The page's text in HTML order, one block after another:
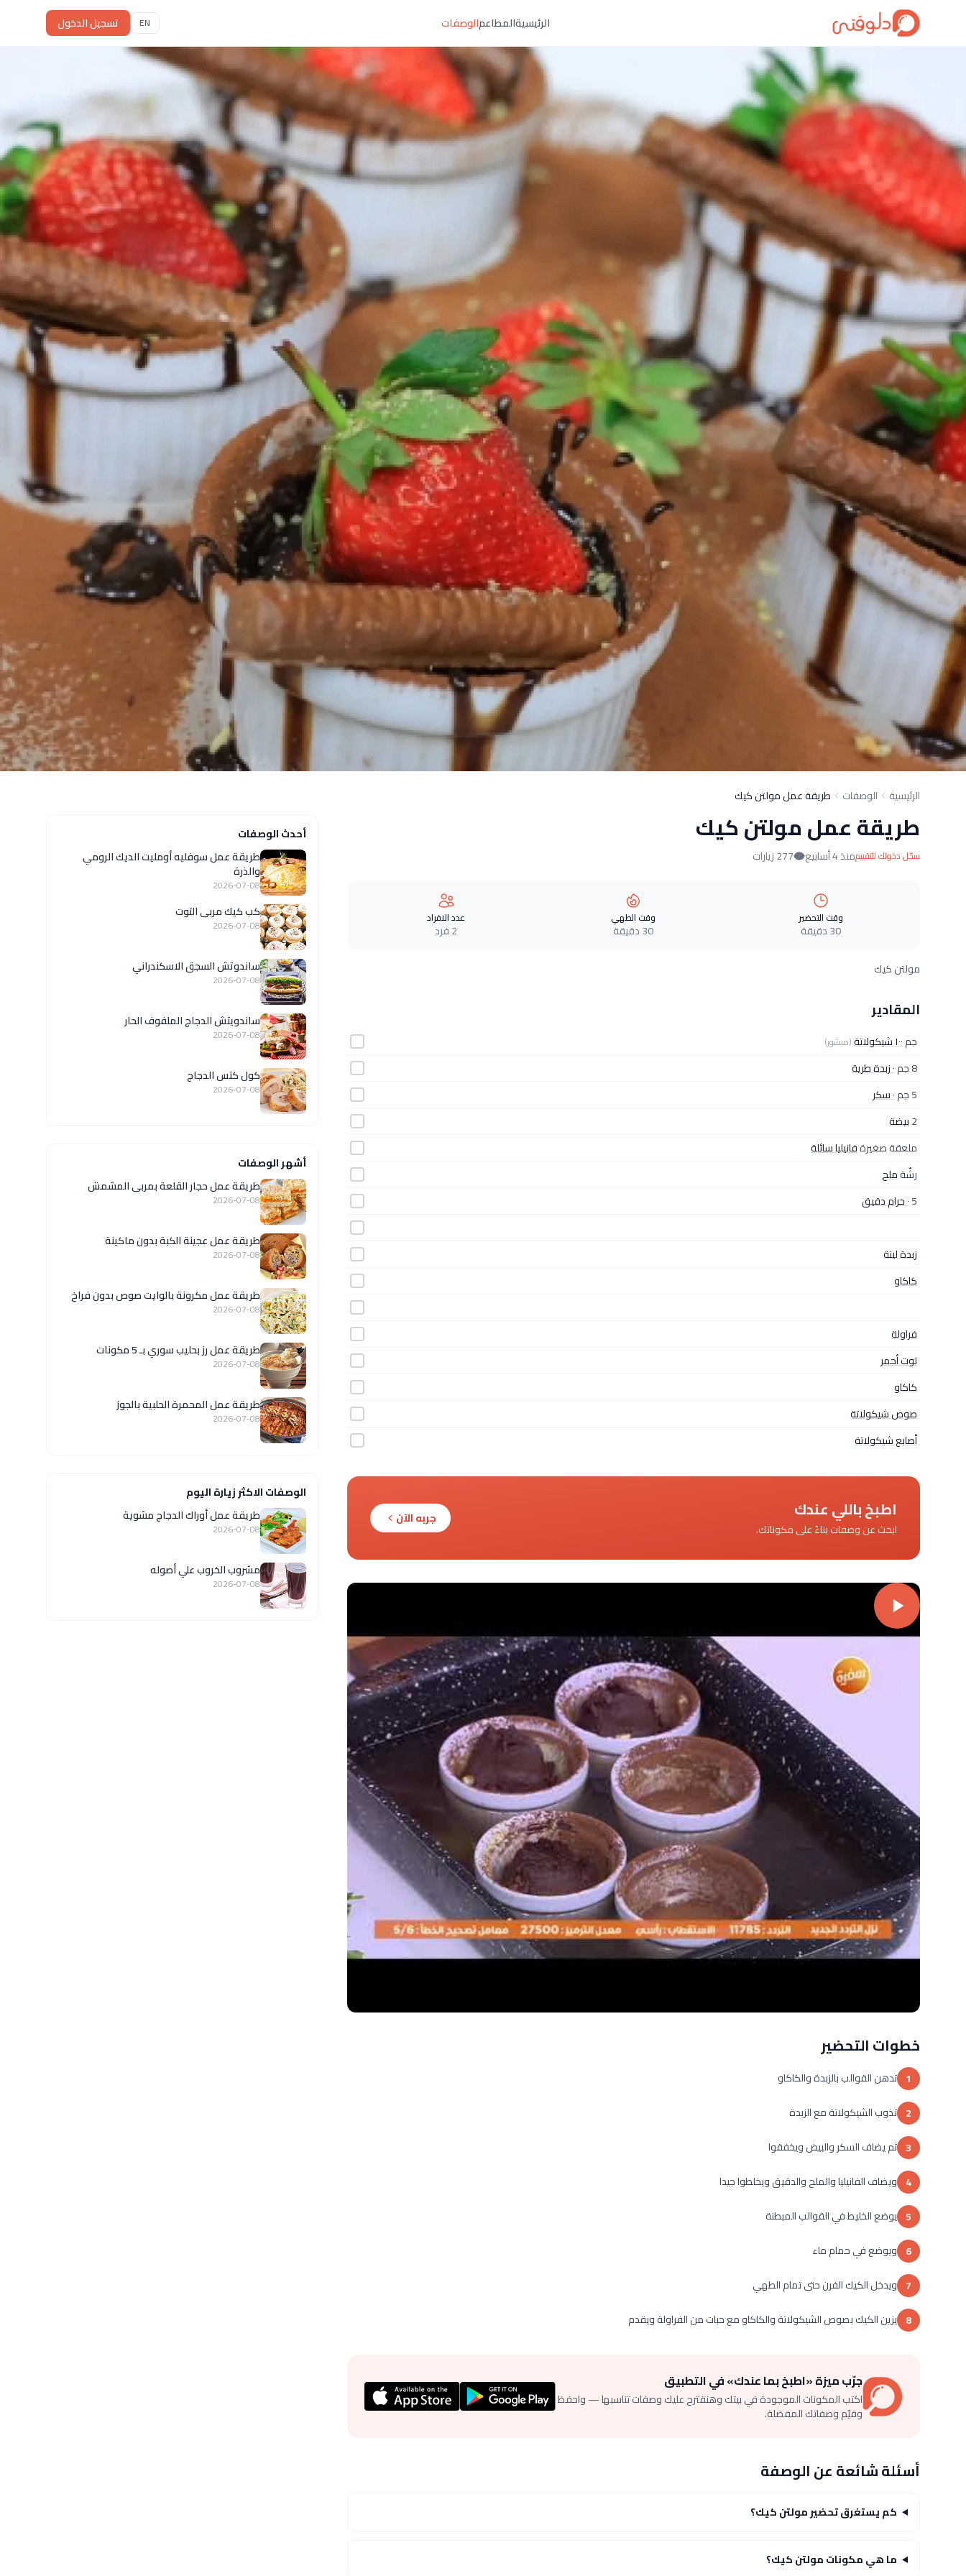
الرئيسيةالمطاعمالوصفات EN تسجيل الدخول
الرئيسية الوصفات طريقة عمل مولتن كيك
طريقة عمل مولتن كيك
سجّل دخولك للتقييممنذ 4 أسابيع 277 زيارات
وقت التحضير
30 دقيقة
وقت الطهي
30 دقيقة
عدد الافراد
2 فرد
مولتن كيك
المقادير
جم١٠٠ شيكولاتة (مبشور)
8 جم
٠ زبدة طرية
5 جم
٠ سكر
2بيضة
ملعقة صغيرةفانيليا سائلة
رشّةملح
5٠ حرام دقيق
زبدة لينة
كاكاو
فراولة
توت أحمر
كاكاو
صوص شيكولاتة
أصابع شيكولاتة
اطبخ باللي عندك
ابحث عن وصفات بناءً على مكوناتك.
جربه الآن
خطوات التحضير
1 تدهن القوالب بالزبدة والكاكاو
2 تذوب الشيكولاتة مع الزبدة
3 ثم يضاف السكر والبيض ويخفقوا
4 ويضاف الفانيليا والملح والدقيق ويخلطوا جيدا
5 يوضع الخليط في القوالب المبطنة
6 ويوضع في حمام ماء
7 ويدخل الكيك الفرن حتى تمام الطهي
8 يزين الكيك بصوص الشيكولاتة والكاكاو مع حبات من الفراولة ويقدم
جرّب ميزة «اطبخ بما عندك» في التطبيق
اكتب المكونات الموجودة في بيتك وهنقترح عليك وصفات تناسبها — واحفظ
وقيّم وصفاتك المفضلة.
أسئلة شائعة عن الوصفة
كم يستغرق تحضير مولتن كيك؟
ما هي مكونات مولتن كيك؟
أحدث الوصفات
طريقة عمل سوفليه أومليت الديك الرومي
والذرة
2026-07-08
كب كيك مربى التوت
2026-07-08
ساندوتش السجق الاسكندراني
2026-07-08
ساندويتش الدجاج الملفوف الحار
2026-07-08
كول كتس الدجاج
2026-07-08
أشهر الوصفات
طريقة عمل حجار القلعة بمربى المشمش
2026-07-08
طريقة عمل عجينة الكبة بدون ماكينة
2026-07-08
طريقة عمل مكرونة بالوايت صوص بدون فراخ
2026-07-08
طريقة عمل رز بحليب سوري بـ 5 مكونات
2026-07-08
طريقة عمل المحمرة الحلبية بالجوز
2026-07-08
الوصفات الاكثر زيارة اليوم
طريقة عمل أوراك الدجاج مشوية
2026-07-08
مشروب الخروب علي أصوله
2026-07-08